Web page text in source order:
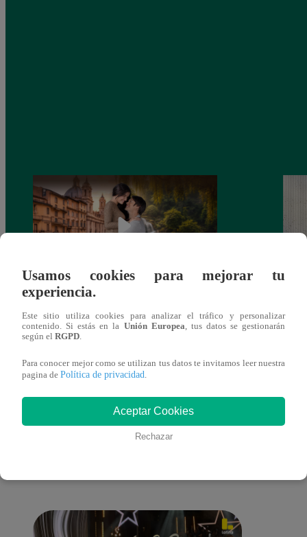
eres tú”: una historia de cartas y amor que
lo cambiará todo
También te puede
Usamos cookies para mejorar tu
experiencia.
Este sitio utiliza cookies para analizar el tráfico y personalizar
contenido. Si estás en la Unión Europea , tus datos se gestionarán
según el RGPD
Para conocer mejor como se utilizan tus datos te invitamos leer nuestra
pagina de Política de privacidad
Aceptar Cookies
Rechazar